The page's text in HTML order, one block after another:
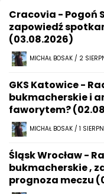
Cracovia - Pogoń
zapowiedź
(03.08.2026)
MICHAŁ BOSAK / 2
GKS Katowice -
bukmacherskie i
faworytem?
MICHAŁ BOSAK / 1
Śląsk Wrocław -
bukmacherskie ,
prognoza meczu